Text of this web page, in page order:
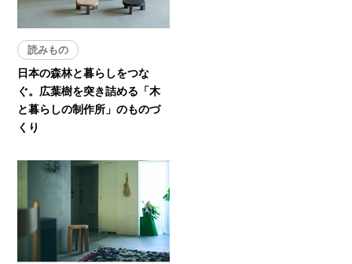
読みもの
日本の森林と暮らしをつな
ぐ。広葉樹を突き詰める「木
と暮らしの制作所」のものづ
くり